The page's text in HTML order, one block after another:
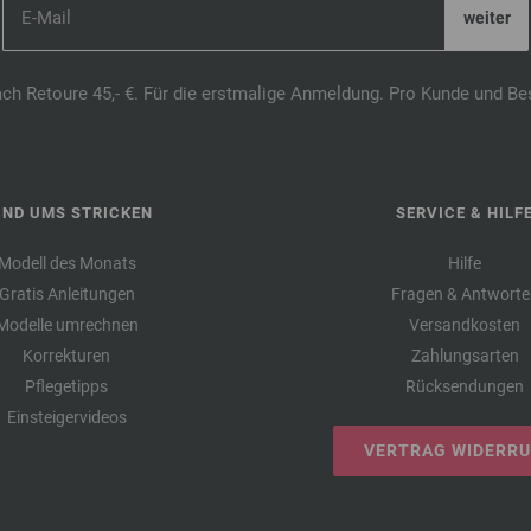
Retoure 45,- €. Für die erstmalige Anmeldung. Pro Kunde und
UMS STRICKEN
des Monats
Anleitungen
umrechnen
Korrekturen
Pflegetipps
Einsteigervideos
SERVICE &
Hilfe
Fragen &
Versandkosten
Zahlungsarten
Rücksendungen
VERTRAG